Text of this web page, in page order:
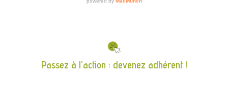
Passez à l'action : devenez adhérent !